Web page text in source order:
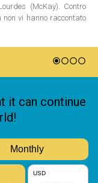
(McKay). Contro
non vi hanno raccontato